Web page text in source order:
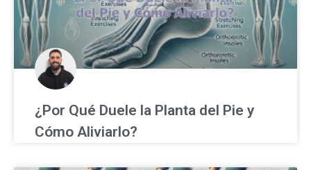
¿Por Qué Duele la Planta del Pie y
Cómo Aliviarlo?